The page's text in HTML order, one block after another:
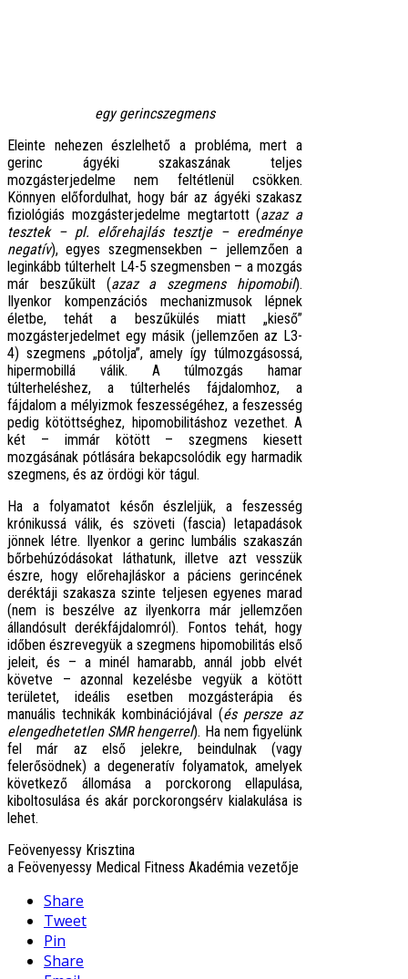
egy gerincszegmens
Eleinte nehezen észlelhető a probléma, mert a
gerinc ágyéki szakaszának teljes
mozgásterjedelme nem feltétlenül csökken.
Könnyen előfordulhat, hogy bár az ágyéki szakasz
fiziológiás mozgásterjedelme megtartott (azaz a
tesztek – pl. előrehajlás tesztje – eredménye
negatív), egyes szegmensekben – jellemzően a
leginkább túlterhelt L4-5 szegmensben – a mozgás
már beszűkült (azaz a szegmens hipomobil).
Ilyenkor kompenzációs mechanizmusok lépnek
életbe, tehát a beszűkülés miatt „kieső”
mozgásterjedelmet egy másik (jellemzően az L3-
4) szegmens „pótolja”, amely így túlmozgásossá,
hipermobillá válik. A túlmozgás hamar
túlterheléshez, a túlterhelés fájdalomhoz, a
fájdalom a mélyizmok feszességéhez, a feszesség
pedig kötöttséghez, hipomobilitáshoz vezethet. A
két – immár kötött – szegmens kiesett
mozgásának pótlására bekapcsolódik egy harmadik
szegmens, és az ördögi kör tágul.
Ha a folyamatot későn észleljük, a feszesség
krónikussá válik, és szöveti (fascia) letapadások
jönnek létre. Ilyenkor a gerinc lumbális szakaszán
bőrbehúzódásokat láthatunk, illetve azt vesszük
észre, hogy előrehajláskor a páciens gerincének
deréktáji szakasza szinte teljesen egyenes marad
(nem is beszélve az ilyenkorra már jellemzően
állandósult derékfájdalomról). Fontos tehát, hogy
időben észrevegyük a szegmens hipomobilitás első
jeleit, és – a minél hamarabb, annál jobb elvét
követve – azonnal kezelésbe vegyük a kötött
területet, ideális esetben mozgásterápia és
manuális technikák kombinációjával (és persze az
elengedhetetlen SMR hengerrel). Ha nem figyelünk
fel már az első jelekre, beindulnak (vagy
felerősödnek) a degeneratív folyamatok, amelyek
következő állomása a porckorong ellapulása,
kiboltosulása és akár porckorongsérv kialakulása is
lehet.
Feövenyessy Krisztina
a Feövenyessy Medical Fitness Akadémia vezetője
Share
Tweet
Pin
Share